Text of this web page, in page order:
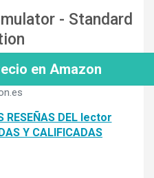
- Standard
en Amazon
RESEÑAS DEL lector
Y CALIFICADAS